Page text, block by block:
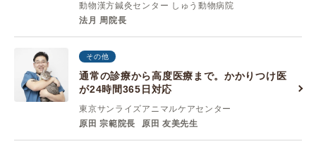
動物漢方鍼灸センター しゅう動物病院
法月 周院長
その他
通常の診療から高度医療まで。かかりつけ医
が24時間365日対応
東京サンライズアニマルケアセンター
原田 宗範院長
原田 友美先生